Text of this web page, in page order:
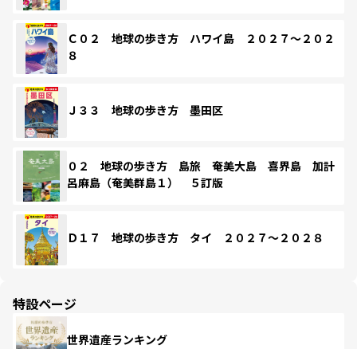
Ｃ０２ 地球の歩き方 ハワイ島 ２０２７～２０２
８
Ｊ３３ 地球の歩き方 墨田区
０２ 地球の歩き方 島旅 奄美大島 喜界島 加計
呂麻島（奄美群島１） ５訂版
Ｄ１７ 地球の歩き方 タイ ２０２７～２０２８
特設ページ
世界遺産ランキング